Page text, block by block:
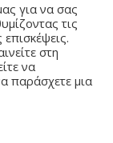
για να σας
τις
στη
να
παράσχετε μια